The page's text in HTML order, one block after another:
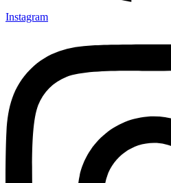
Instagram